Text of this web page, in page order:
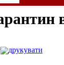
друкувати